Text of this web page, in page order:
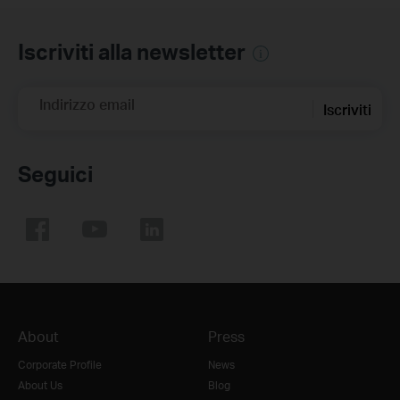
Iscriviti alla newsletter
Indirizzo email Iscriviti
Seguici
About
Corporate Profile
About Us
Press
News
Blog